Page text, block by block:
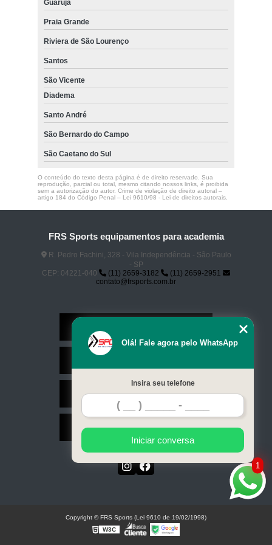
Guarujá
Praia Grande
Riviera de São Lourenço
Santos
São Vicente
Diadema
Santo André
São Bernardo do Campo
São Caetano do Sul
O conteúdo do texto desta página é de direito reservado. Sua
reprodução, parcial ou total, mesmo citando nossos links, é proibida
sem a autorização do autor. Crime de violação de direito autoral –
artigo 184 do Código Penal – Lei 9610/98 - Lei de direitos autorais.
FRS Sports equipamentos para academia
R. Pedro Fachini, 328 - Vila Independência - São Paulo
- SP
CEP: 04221-040
(11) 2659-3182
(11) 2659-2951
contato@frsports.com.br
Contato
Mapa do site
1
Olá! Fale agora pelo WhatsApp
Insira seu telefone
Iniciar conversa
Copyright © FRS Sports (Lei 9610 de 19/02/1998)
W3C